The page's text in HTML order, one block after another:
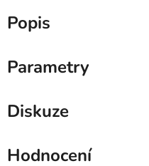
Popis
Parametry
Diskuze
Hodnocení